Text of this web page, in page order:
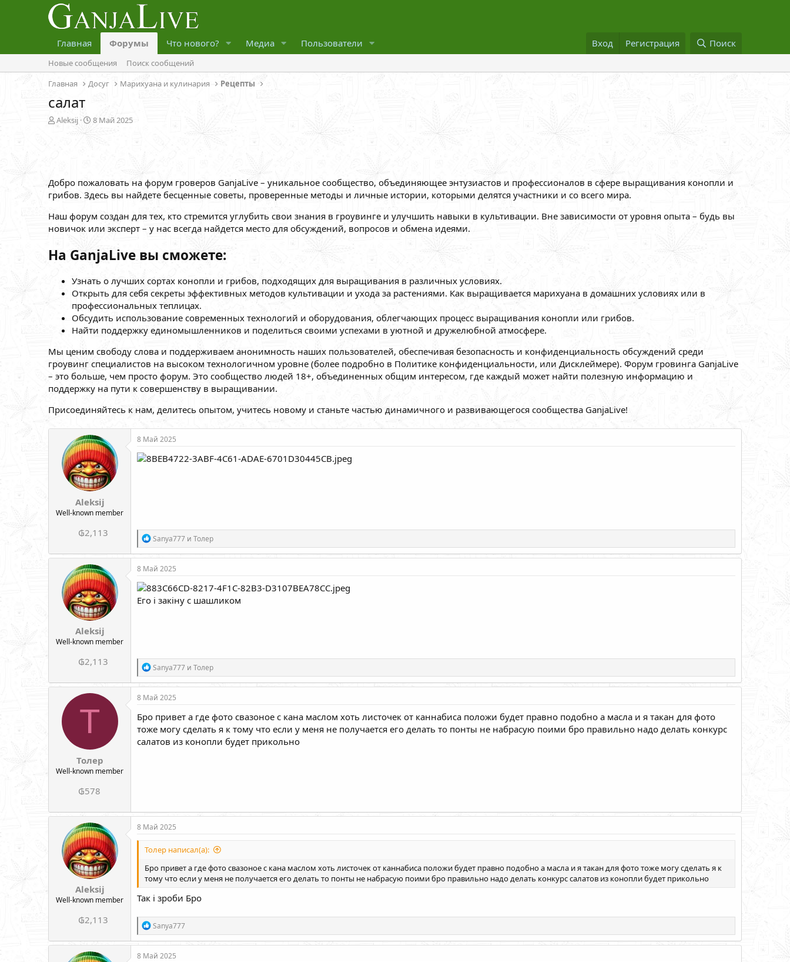
Главная Форумы Что нового? Медиа Пользователи Вход Регистрация Поиск
Новые сообщения
Поиск сообщений
Главная
Досуг Марихуана и кулинария Рецепты
салат
А
е
м
Aleksij
Д
ч
а
а
8 Май 2025
Добро пожаловать на форум гроверов GanjaLive – уникальное сообщество, объединяющее энтузиастов и профессионалов в сфере выращивания конопли и
грибов. Здесь вы найдете бесценные советы, проверенные методы и личные истории, которыми делятся участники и со всего мира.
Наш форум создан для тех, кто стремится углубить свои знания в гроувинге и улучшить навыки в культивации. Вне зависимости от уровня опыта – будь вы
новичок или эксперт – у нас всегда найдется место для обсуждений, вопросов и обмена идеями.
На GanjaLive вы сможете:
Узнать о лучших сортах конопли и грибов, подходящих для выращивания в различных условиях.
Открыть для себя секреты эффективных методов культивации и ухода за растениями. Как выращивается марихуана в домашних условиях или в
профессиональных теплицах.
Обсудить использование современных технологий и оборудования, облегчающих процесс выращивания конопли или грибов.
Найти поддержку единомышленников и поделиться своими успехами в уютной и дружелюбной атмосфере.
Мы ценим свободу слова и поддерживаем анонимность наших пользователей, обеспечивая безопасность и конфиденциальность обсуждений среди
гроувинг специалистов на высоком технологичном уровне (более подробно в Политике конфиденциальности, или Дисклеймере). Форум гровинга GanjaLive
– это больше, чем просто форум. Это сообщество людей 18+, объединенных общим интересом, где каждый может найти полезную информацию и
поддержку на пути к совершенству в выращивании.
Присоединяйтесь к нам, делитесь опытом, учитесь новому и станьте частью динамичного и развивающегося сообщества GanjaLive!
Aleksij
Well-known member
₲2,113
8 Май 2025
Р
е
а
к
и
и
Sanya777 и Толер
Aleksij
Well-known member
₲2,113
8 Май 2025
Его і закіну с шашликом
Р
е
а
к
и
и
:
Sanya777 и Толер
Т
Толер
Well-known member
₲578
8 Май 2025
Бро привет а где фото свазоное с кана маслом хоть листочек от каннабиса положи будет правно подобно а масла и я такан для фото
тоже могу сделать я к тому что если у меня не получается его делать то понты не набрасую поими бро правильно надо делать конкурс
салатов из конопли будет прикольно
Aleksij
Well-known member
₲2,113
8 Май 2025
Толер написал(а):
Бро привет а где фото свазоное с кана маслом хоть листочек от каннабиса положи будет правно подобно а масла и я такан для фото тоже могу сделать я к
тому что если у меня не получается его делать то понты не набрасую поими бро правильно надо делать конкурс салатов из конопли будет прикольно
Так і зроби Бро
Р
е
а
к
Sanya777
8 Май 2025